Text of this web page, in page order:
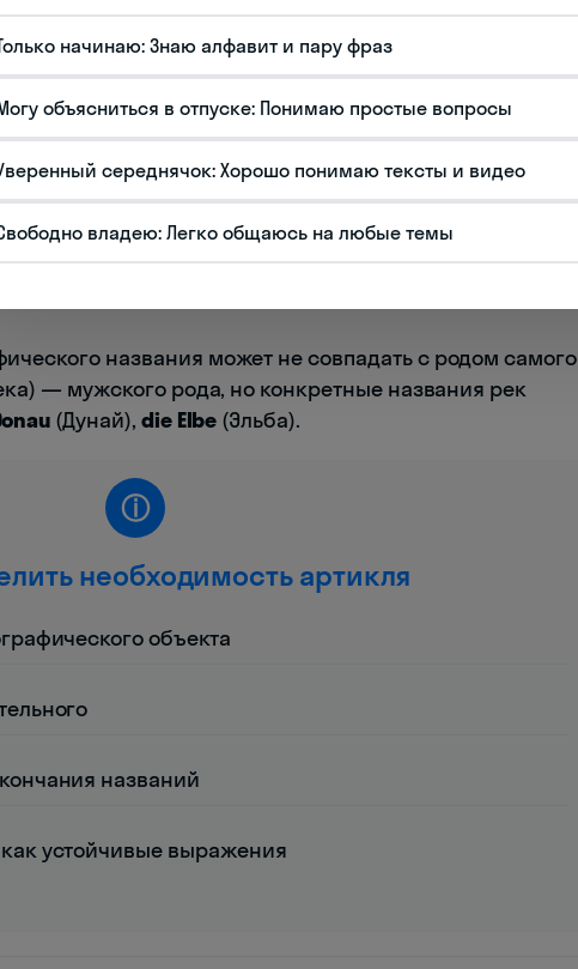
географических названий в немецком языке
или без артикля вовсе. Неопределенный
с топонимами, за редким исключением в
часто связано с грамматическим родом названия
объектов следуют предсказуемым
требуют запоминания
названия может не совпадать с родом самого
— мужского рода, но конкретные названия рек
(Дунай), die Elbe (Эльба).
ⓘ
необходимость артикля
объекта
названий
устойчивые выражения
начинаю: Знаю алфавит и пару фраз
объясниться в отпуске: Понимаю простые вопросы
середнячок: Хорошо понимаю тексты и видео
владею: Легко общаюсь на любые темы